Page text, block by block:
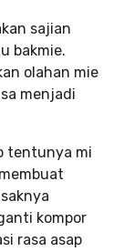
sajian
bakmie.
olahan mie
menjadi
tentunya mi
kompor
rasa asap